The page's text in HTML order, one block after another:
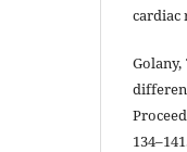
cardiac